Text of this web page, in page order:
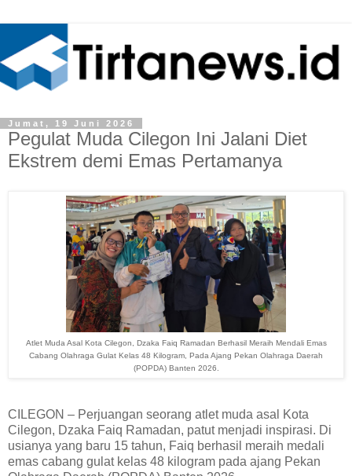
Jumat, 19 Juni 2026
Pegulat Muda Cilegon Ini Jalani Diet
Ekstrem demi Emas Pertamanya
Atlet Muda Asal Kota Cilegon, Dzaka Faiq Ramadan Berhasil Meraih Mendali Emas
Cabang Olahraga Gulat Kelas 48 Kilogram, Pada Ajang Pekan Olahraga Daerah
(POPDA) Banten 2026.
CILEGON – Perjuangan seorang atlet muda asal Kota
Cilegon, Dzaka Faiq Ramadan, patut menjadi inspirasi. Di
usianya yang baru 15 tahun, Faiq berhasil meraih medali
emas cabang gulat kelas 48 kilogram pada ajang Pekan